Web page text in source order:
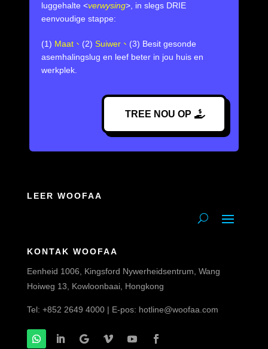
luggehalte <verwysing>, in slegs DRIE
eenvoudige stappe:
(1) Maat、 (2) Suiwer、 (3) Besit gesonde
asemhalingslug en leef beter in jou huis en
werkplek.
TREE NOU OP
LEER WOOFAA
KONTAK WOOFAA
Eenheid 1006, Kingsford Nywerheidsentrum, Wang
Hoiweg 13, Kowloonbaai, Hongkong
Tel: +852 2649 4000 | E-pos: hotline@woofaa.com